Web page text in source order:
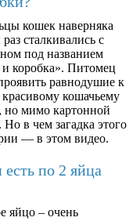
кошек наверняка
сталкивались с
под названием
коробка». Питомец
равнодушие к
кошачьему
но мимо картонной
в чем загадка этого
— в этом видео.
по 2 яйца
яйцо – очень